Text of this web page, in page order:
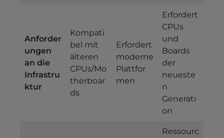
Anforder
ungen
an die
Infrastru
ktur
Kompati
bel mit
älteren
CPUs/Mo
therboar
ds
Erfordert
moderne
Plattfor
men
Erfordert
CPUs
und
Boards
der
neueste
n
Generati
on
Ressourc